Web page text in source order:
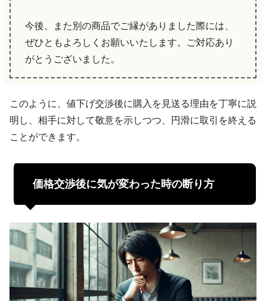
今後、また別の商品でご縁がありました際には、
ぜひともよろしくお願いいたします。ご対応あり
がとうございました。
このように、値下げ交渉後に購入を見送る理由を丁寧に説
明し、相手に対して敬意を示しつつ、円滑に取引を終える
ことができます。
価格交渉後に気が変わった時の断り方